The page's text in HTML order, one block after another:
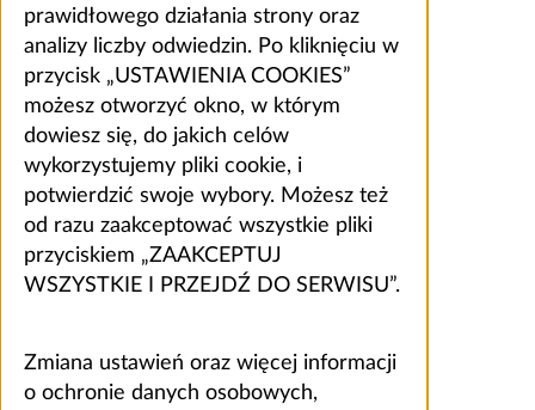
prawidłowego działania strony oraz
analizy liczby odwiedzin. Po kliknięciu w
przycisk „USTAWIENIA COOKIES”
możesz otworzyć okno, w którym
dowiesz się, do jakich celów
wykorzystujemy pliki cookie, i
potwierdzić swoje wybory. Możesz też
od razu zaakceptować wszystkie pliki
przyciskiem „ZAAKCEPTUJ
WSZYSTKIE I PRZEJDŹ DO SERWISU”.
Zmiana ustawień oraz więcej informacji
o ochronie danych osobowych,